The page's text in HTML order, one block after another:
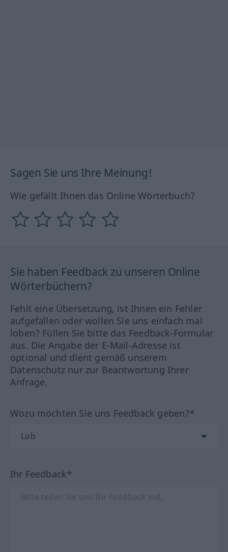
Sagen Sie uns Ihre Meinung!
Wie gefällt Ihnen das Online Wörterbuch?
Sie haben Feedback zu unseren Online
Wörterbüchern?
Fehlt eine Übersetzung, ist Ihnen ein Fehler
aufgefallen oder wollen Sie uns einfach mal
loben? Füllen Sie bitte das Feedback-Formular
aus. Die Angabe der E-Mail-Adresse ist
optional und dient gemäß unserem
Datenschutz nur zur Beantwortung Ihrer
Anfrage.
Wozu möchten Sie uns Feedback geben?*
Ihr Feedback*